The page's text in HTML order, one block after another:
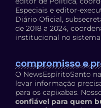
Especiais e editor-
Diário Oficial,
de 2018 a 2024,
institucional no sistema
compromisso e
O NewsEspíritoSanto
levar informação
para os capixabas.
confiável para quem